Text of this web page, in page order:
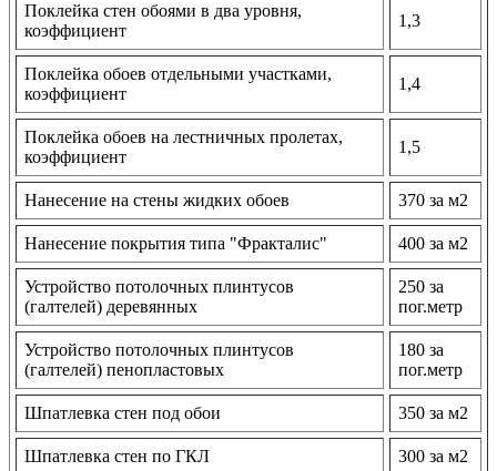
Поклейка стен обоями в два уровня,
коэффициент
1,3
Поклейка обоев отдельными участками,
коэффициент
1,4
Поклейка обоев на лестничных пролетах,
коэффициент
1,5
Нанесение на стены жидких обоев 370 за м2
Нанесение покрытия типа "Фракталис" 400 за м2
Устройство потолочных плинтусов
(галтелей) деревянных
250 за
пог.метр
Устройство потолочных плинтусов
(галтелей) пенопластовых
180 за
пог.метр
Шпатлевка стен под обои 350 за м2
Шпатлевка стен по ГКЛ 300 за м2